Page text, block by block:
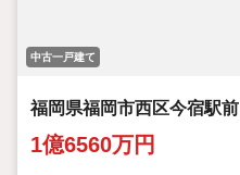
中古一戸建て
福岡県福岡市西区今宿駅前
1億6560万円